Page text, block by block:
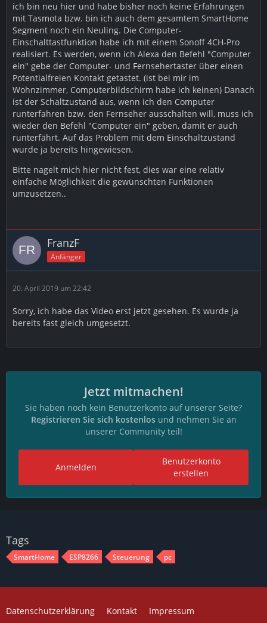
ich bin neu hier und habe bisher noch keine Erfahrungen
mit Tasmota bzw. bin ich auch dem gesamtem SmartHome
Segment noch ein Neuling. Die Computer-
Einschalttastfunktion habe ich mit einem Sonoff 4CH-Pro
realisiert. Es werden, wenn ich Alexa den Befehl "Computer
ein" gebe der Computer- und Fernsehertaster über einen
Potentialfreien Kontakt getastet. (ist bei mir im
Wohnzimmer, Computerbildschirm habe ich keinen) Danach
ist der Schaltzustand aus, wenn ich den Computer
runterfahren bzw. den Fernseher ausschalten will, muss ich
wieder den Befehl "Computer ein" geben, damit er auch
runterfährt. Auf das Problem mit dem Einschaltzustand
wurde ja bereits hingewiesen,
Bitte nagelt mich hier nicht fest, dies war eine relativ
einfache Möglichkeit die gewünschten Funktionen
umzusetzen..
FranzF
Anfänger
20. April 2019 um 22:42
Sorry, ich habe das Video erst jetzt gesehen. Es wurde ja
bereits fast gleich umgesetzt.
Jetzt mitmachen!
Sie haben noch kein Benutzerkonto auf unserer Seite?
Registrieren Sie sich kostenlosund nehmen Sie an
unserer Community teil!
Benutzerkonto
erstellen
Anmelden
Tags
SmartHome ESP8266 Steuerung pc
Datenschutzerklärung Kontakt Impressum